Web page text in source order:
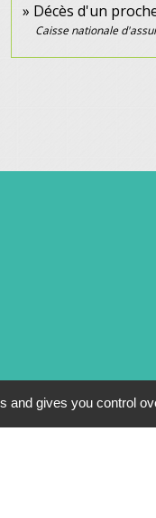
Décès d'un
Caisse nationale
and gives you control